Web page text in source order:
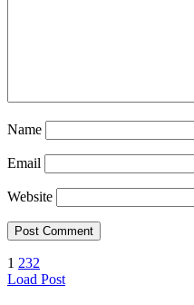
Name
Email
Website
1 232
Load Post